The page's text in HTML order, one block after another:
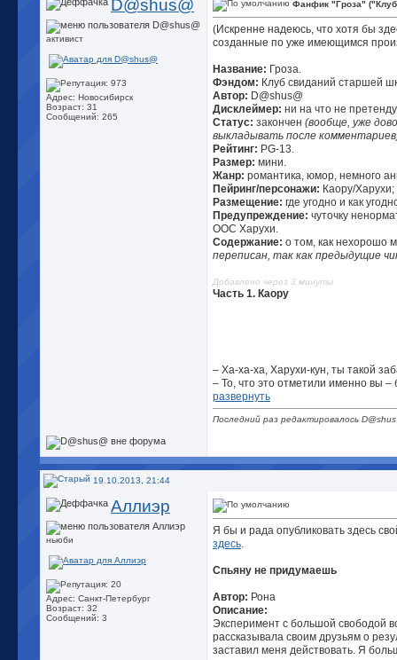
D@shus@
активист
Адрес: Новосибирск
Возраст: 31
Сообщений: 265
Фанфик "Гроза"
(Искренне надеюсь, что хотя бы
созданные по уже имеющимся
Название: Гроза.
Фэндом: Клуб свиданий старшей
Автор: D@shus@
Дисклеймер: ни на что не
Статус: закончен (вообще, уже
выкладывать после
Рейтинг: PG-13.
Размер: мини.
Жанр: романтика, юмор, немного
Пейринг/персонажи: Каору/
Размещение: где угодно и как
Предупреждение: чуточку
ООС Харухи.
Содержание: о том, как нехорошо
переписан, так как предыдущие
Добавлено через 3 минуты
Часть 1. Каору
– Ха-ха-ха, Харухи-кун, ты такой
– То, что это отметили именно вы
развернуть
Последний раз редактировалось
19.10.2013, 21:44
Аллиэр
ньюби
Адрес: Санкт-Петербург
Возраст: 32
Сообщений: 3
Я бы и рада опубликовать здесь
здесь.
Спьяну не придумаешь
Автор: Рона
Описание:
Эксперимент с большой свободой
рассказывала своим друзьям о
заставил меня действовать. Я